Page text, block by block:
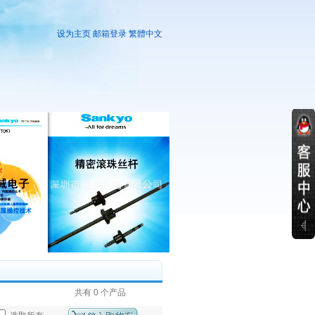
设为主页 邮箱登录 繁體中文
共有 0 个产品